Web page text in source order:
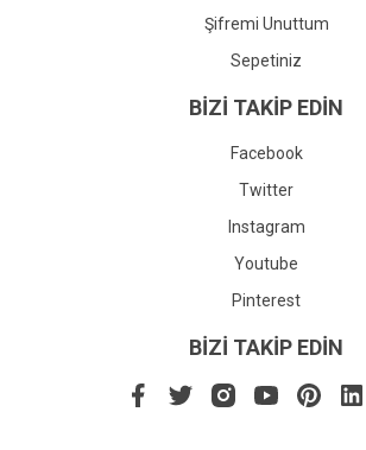
Şifremi Unuttum
Sepetiniz
BİZİ TAKİP EDİN
Facebook
Twitter
Instagram
Youtube
Pinterest
BİZİ TAKİP EDİN